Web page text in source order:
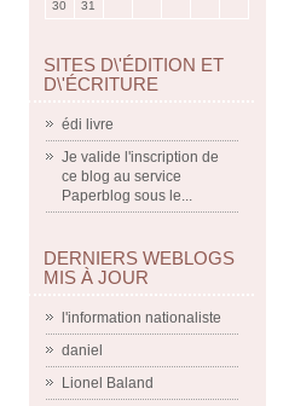
30
31
SITES D\'ÉDITION ET
D\'ÉCRITURE
édi livre
Je valide l'inscription de
ce blog au service
Paperblog sous le...
DERNIERS WEBLOGS
MIS À JOUR
l'information nationaliste
daniel
Lionel Baland